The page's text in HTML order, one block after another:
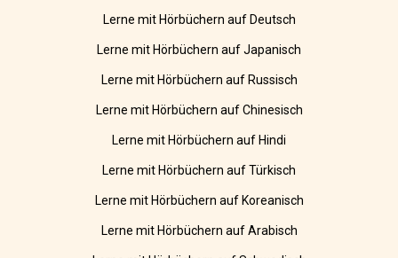
Lerne mit Hörbüchern auf Deutsch
Lerne mit Hörbüchern auf Japanisch
Lerne mit Hörbüchern auf Russisch
Lerne mit Hörbüchern auf Chinesisch
Lerne mit Hörbüchern auf Hindi
Lerne mit Hörbüchern auf Türkisch
Lerne mit Hörbüchern auf Koreanisch
Lerne mit Hörbüchern auf Arabisch